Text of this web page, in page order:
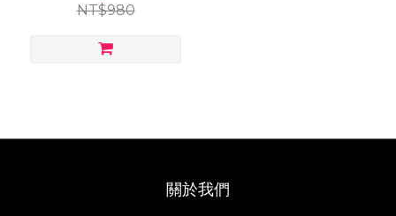
NT$980
關於我們